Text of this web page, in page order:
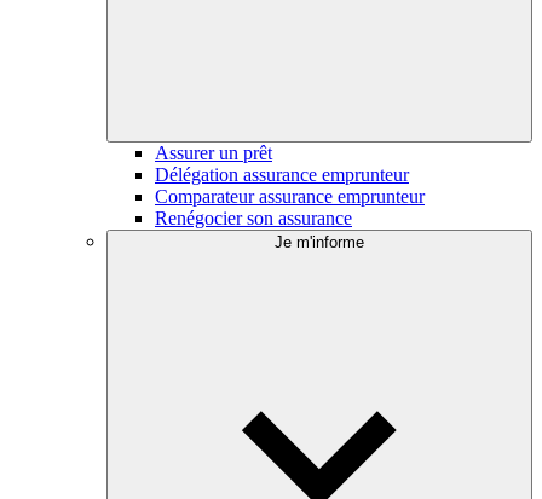
Assurer un prêt
Délégation assurance emprunteur
Comparateur assurance emprunteur
Renégocier son assurance
Je m'informe